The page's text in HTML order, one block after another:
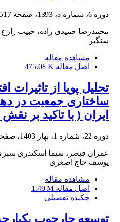
دوره 6، شماره 3، 1393، صفحه 517-534
محمدرضا حمیدی زاده، حبیب زارع
سنگبر
مشاهده مقاله
اصل مقاله 475.08 K
تحلیل پویا از تاثیرات
ساختاری جمعیت در
ایران ( با تاکید بر
دوره 22، شماره 1، بهار 1403، صفحه
عمران قیصر، سیما اسکندری
یوسف حاج اصغری
مشاهده مقاله
اصل مقاله 1.49 M
چکیده تفصیلی
توسعه چارچوب